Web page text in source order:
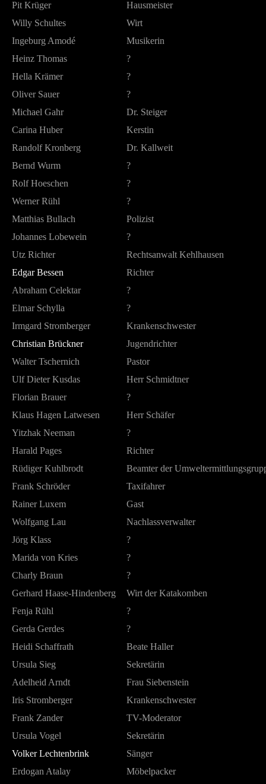
Pit Krüger
Hausmeister
Willy Schultes
Wirt
Ingeburg Amodé
Musikerin
Heinz Thomas
?
Hella Krämer
?
Oliver Sauer
?
Michael Gahr
Dr. Steiger
Carina Huber
Kerstin
Randolf Kronberg
Dr. Kallweit
Bernd Wurm
?
Rolf Hoeschen
?
Werner Rühl
?
Matthias Bullach
Polizist
Johannes Lobewein
?
Utz Richter
Rechtsanwalt Kehlhausen
Edgar Bessen
Richter
Abraham Celektar
?
Elmar Schylla
?
Irmgard Stromberger
Krankenschwester
Christian Brückner
Jugendrichter
Walter Tschernich
Pastor
Ulf Dieter Kusdas
Herr Schmidtner
Florian Brauer
?
Klaus Hagen Latwesen
Herr Schäfer
Yitzhak Neeman
?
Harald Pages
Richter
Rüdiger Kuhlbrodt
Beamter der
Frank Schröder
Taxifahrer
Rainer Luxem
Gast
Wolfgang Lau
Nachlassverwalter
Jörg Klass
?
Marida von Kries
?
Charly Braun
?
Gerhard Haase-Hindenberg
Wirt der Katakomben
Fenja Rühl
?
Gerda Gerdes
?
Heidi Schaffrath
Beate Haller
Ursula Sieg
Sekretärin
Adelheid Arndt
Frau Siebenstein
Iris Stromberger
Krankenschwester
Frank Zander
TV-Moderator
Ursula Vogel
Sekretärin
Volker Lechtenbrink
Sänger
Erdogan Atalay
Möbelpacker